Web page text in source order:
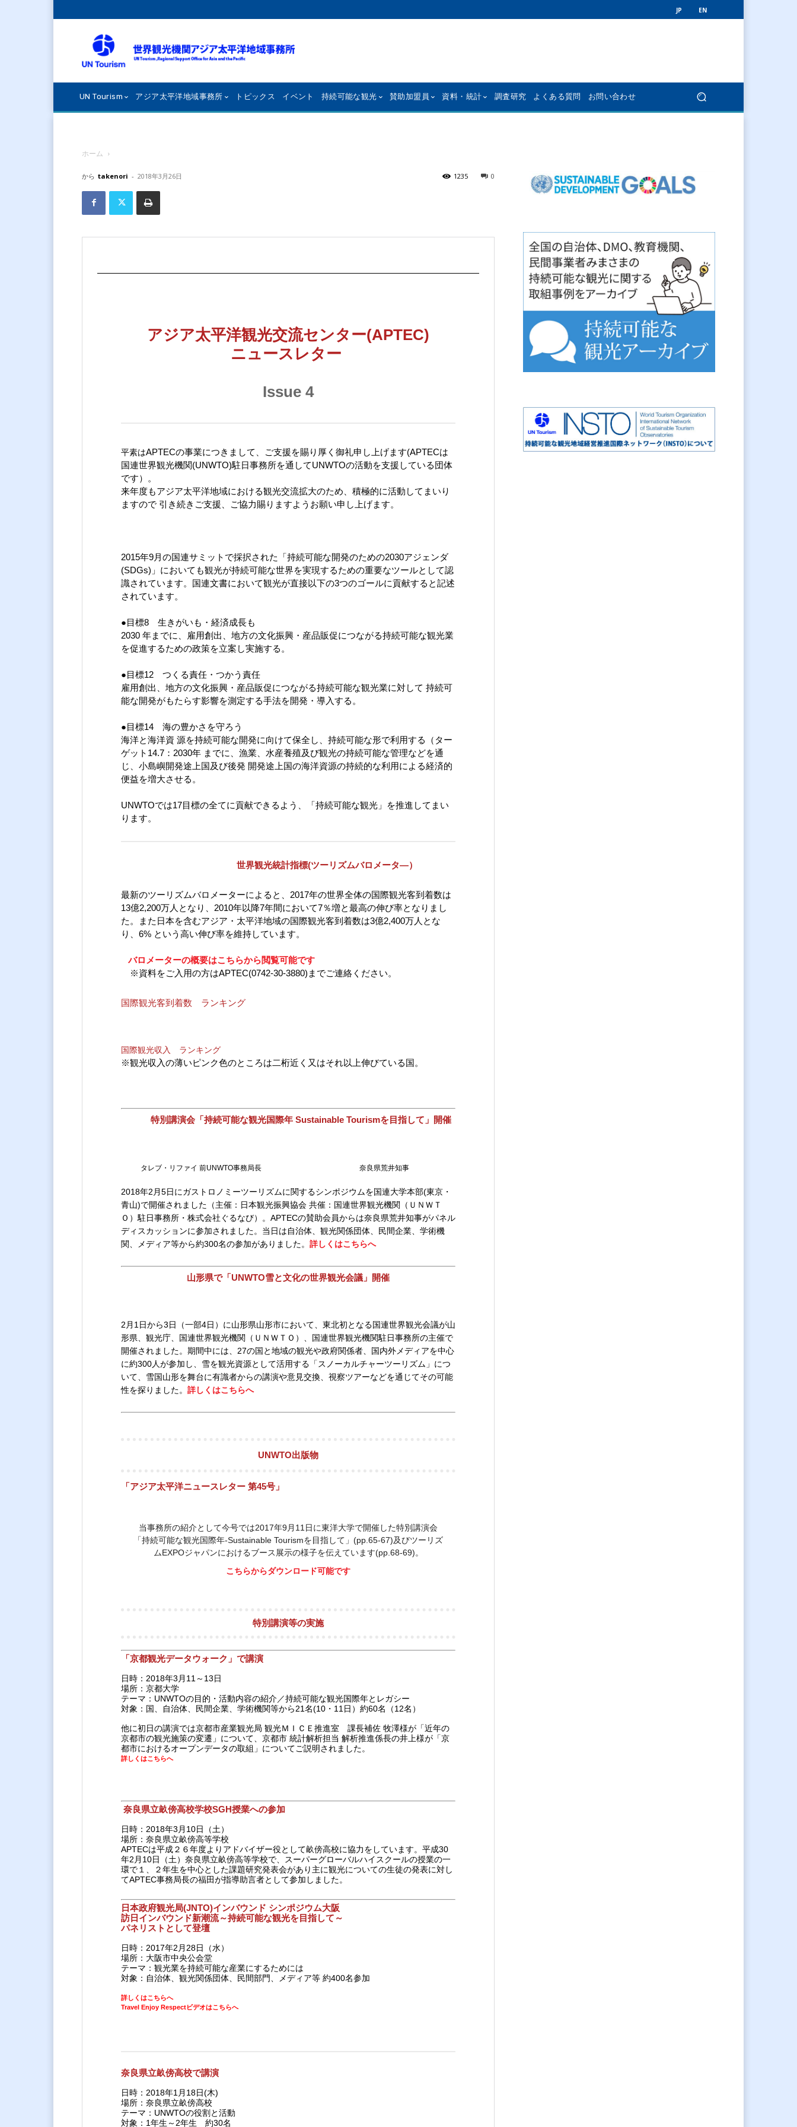
JP EN
UN Tourism アジア太平洋地域事務所 トピックス イベント 持続可能な観光 賛助加盟員 資料・統計 調査研究 よくある質問 お問い合わせ
ホーム
から takenori - 2018年3月26日 0
1235